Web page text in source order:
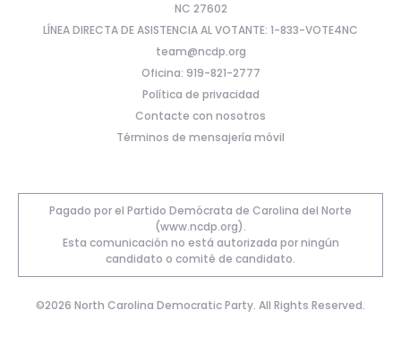
NC 27602
LÍNEA DIRECTA DE ASISTENCIA AL VOTANTE: 1-833-VOTE4NC
team@ncdp.org
Oficina: 919-821-2777
Política de privacidad
Contacte con nosotros
Términos de mensajería móvil
Pagado por el Partido Demócrata de Carolina del Norte
(www.ncdp.org).
Esta comunicación no está autorizada por ningún
candidato o comité de candidato.
©2026 North Carolina Democratic Party. All Rights Reserved.